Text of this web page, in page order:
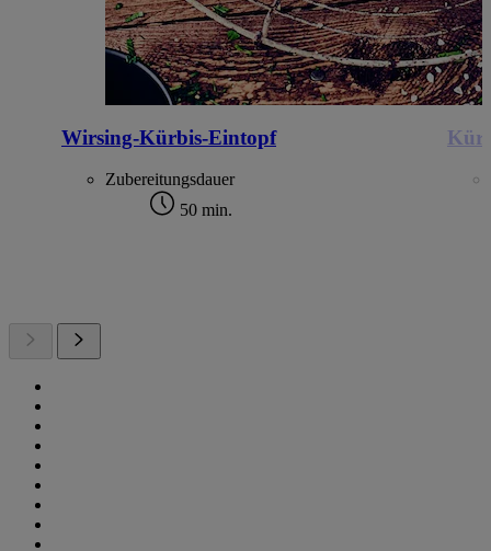
Wirsing-Kürbis-Eintopf
Zubereitungsdauer
50 min.